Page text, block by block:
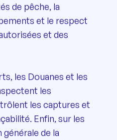
de pêche, la
et le respect
et des
les Douanes et les
les
les captures et
Enfin, sur les
de la